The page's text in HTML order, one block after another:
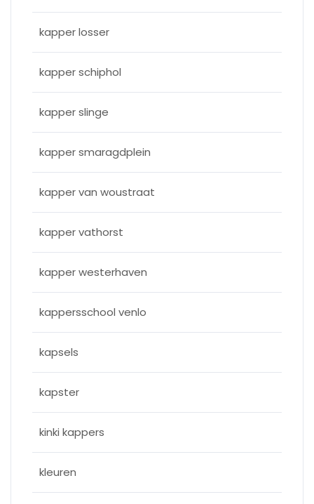
kapper losser
kapper schiphol
kapper slinge
kapper smaragdplein
kapper van woustraat
kapper vathorst
kapper westerhaven
kappersschool venlo
kapsels
kapster
kinki kappers
kleuren